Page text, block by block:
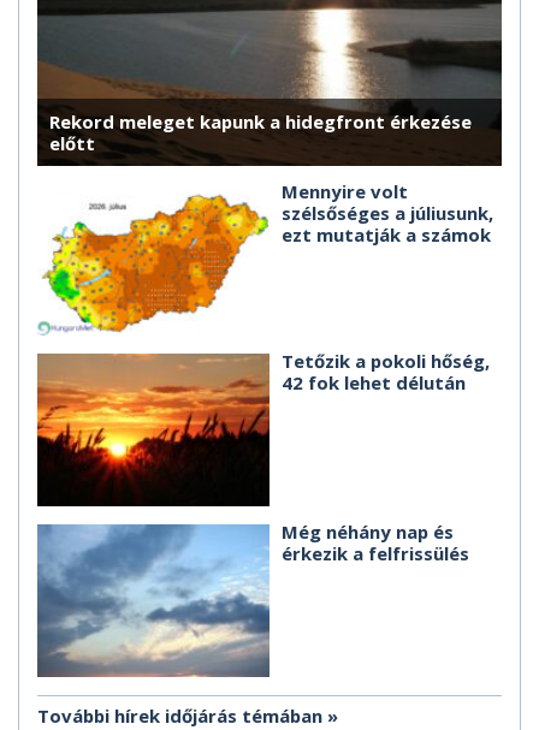
Rekord meleget kapunk a hidegfront érkezése
előtt
Mennyire volt
szélsőséges a júliusunk,
ezt mutatják a számok
Tetőzik a pokoli hőség,
42 fok lehet délután
Még néhány nap és
érkezik a felfrissülés
További hírek időjárás témában